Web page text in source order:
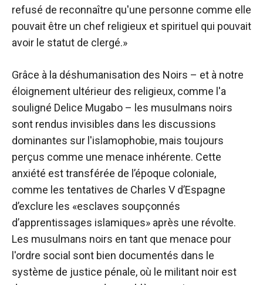
refusé de reconnaître qu'une personne comme elle
pouvait être un chef religieux et spirituel qui pouvait
avoir le statut de clergé.»
Grâce à la déshumanisation des Noirs – et à notre
éloignement ultérieur des religieux, comme l'a
souligné Delice Mugabo – les musulmans noirs
sont rendus invisibles dans les discussions
dominantes sur l'islamophobie, mais toujours
perçus comme une menace inhérente. Cette
anxiété est transférée de l’époque coloniale,
comme les tentatives de Charles V d’Espagne
d’exclure les «esclaves soupçonnés
d’apprentissages islamiques» après une révolte.
Les musulmans noirs en tant que menace pour
l'ordre social sont bien documentés dans le
système de justice pénale, où le militant noir est